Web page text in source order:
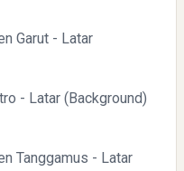
Garut - Latar
- Latar (Background)
Tanggamus - Latar